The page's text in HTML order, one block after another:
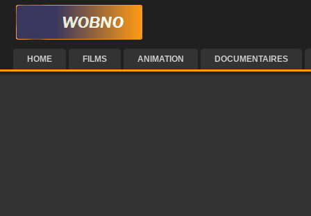
HOME FILMS ANIMATION DOCUMENTAIRES